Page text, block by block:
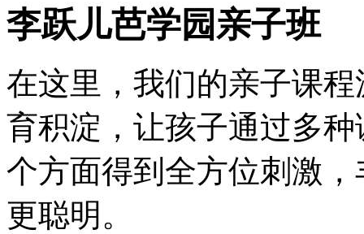
李跃儿芭学园亲子班
在这里，我们的亲子课
育积淀，让孩子通过多
个方面得到全方位刺激
更聪明。